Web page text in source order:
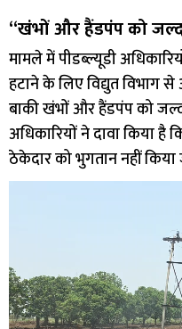
“खंभों और हैंडपंप को
मामले में पीडब्ल्यूडी
हटाने के लिए विद्युत विभाग
बाकी खंभों और हैंडपंप को
अधिकारियों ने दावा किया
ठेकेदार को भुगतान नहीं किया